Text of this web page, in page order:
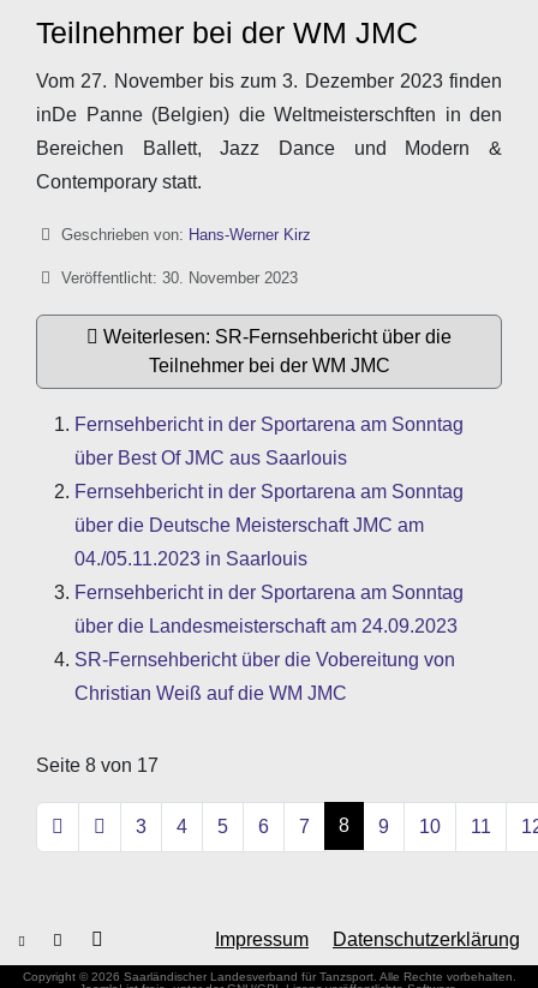
Teilnehmer bei der WM JMC
Vom 27. November bis zum 3. Dezember 2023 finden
inDe Panne (Belgien) die Weltmeisterschften in den
Bereichen Ballett, Jazz Dance und Modern &
Contemporary statt.
DetailsGeschrieben von: Hans-Werner Kirz
Veröffentlicht: 30. November 2023
Weiterlesen: SR-Fernsehbericht über die
Teilnehmer bei der WM JMC
Fernsehbericht in der Sportarena am Sonntag
über Best Of JMC aus Saarlouis
Fernsehbericht in der Sportarena am Sonntag
über die Deutsche Meisterschaft JMC am
04./05.11.2023 in Saarlouis
Fernsehbericht in der Sportarena am Sonntag
über die Landesmeisterschaft am 24.09.2023
SR-Fernsehbericht über die Vobereitung von
Christian Weiß auf die WM JMC
Seite 8 von 17
3 4 5 6 7 8 9 10 11
Impressum Datenschutzerklärung
Copyright © 2026 Saarländischer Landesverband für Tanzsport. Alle Rechte vorbehalten.